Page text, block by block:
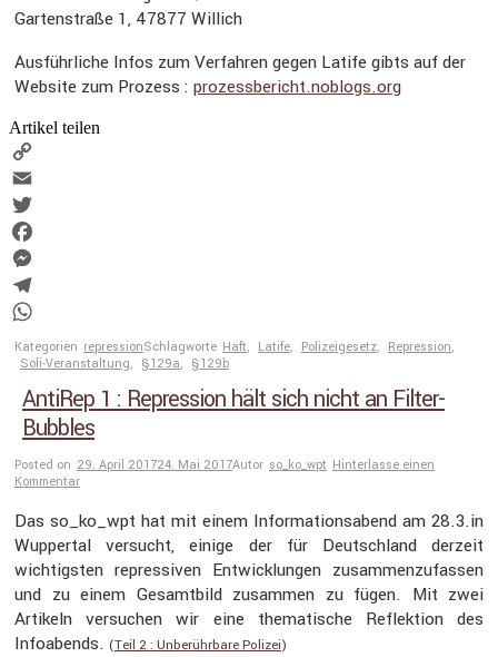
Garten­straße 1, 47877 Willich
Ausführ­liche Infos zum Verfahren gegen Latife gibts auf der
Website zum Prozess : prozess​be​richt​.noblogs​.org
Artikel teilen
Copy
Link
Email
Twitter
Facebook
Messenger
Telegram
WhatsApp
Kategorien repressionSchlagworte Haft, Latife, Polizeigesetz, Repression,
Soli-Veranstaltung, §129a, §129b
AntiRep 1 : Repression hält sich nicht an Filter-
Bubbles
Posted on 29. April 201724. Mai 2017Autor so_ko_wpt Hinterlasse einen
Kommentar
Das so_ko_wpt hat mit einem Infor­ma­ti­ons­abend am 28.3.in
Wuppertal versucht, einige der für Deutsch­land derzeit
wichtigsten repres­siven Entwick­lungen zusam­men­zu­fassen
und zu einem Gesamt­bild zusammen zu fügen. Mit zwei
Artikeln versu­chen wir eine thema­ti­sche Reflek­tion des
Infoabends. (Teil 2 : Unberühr­bare Polizei)